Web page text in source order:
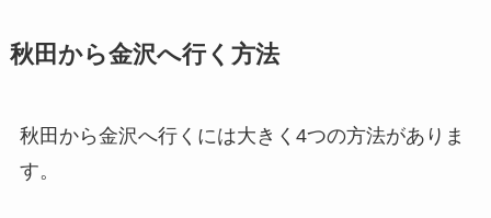
秋田から金沢へ行く方法
秋田から金沢へ行くには大きく4つの方法がありま
す。